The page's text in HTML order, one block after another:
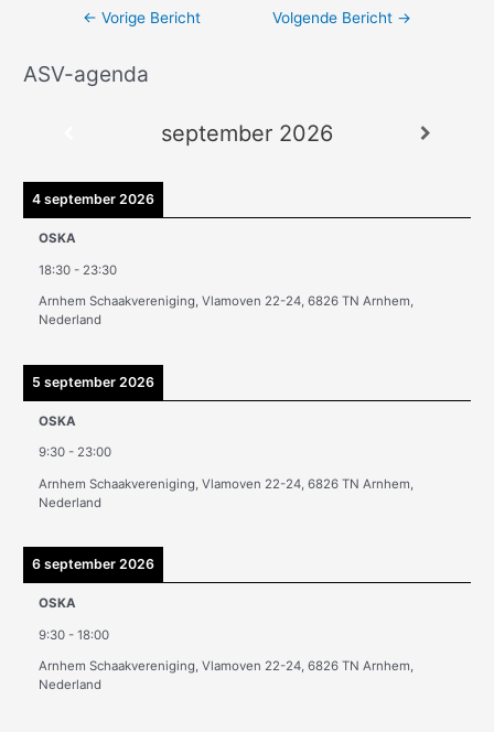
← Vorige Bericht Volgende Bericht →
ASV-agenda
september 2026
4 september 2026
OSKA
18:30 - 23:30
Arnhem Schaakvereniging, Vlamoven 22-24, 6826 TN Arnhem,
Nederland
5 september 2026
OSKA
9:30 - 23:00
Arnhem Schaakvereniging, Vlamoven 22-24, 6826 TN Arnhem,
Nederland
6 september 2026
OSKA
9:30 -18:00
Arnhem Schaakvereniging, Vlamoven 22-24, 6826 TN Arnhem,
Nederland
A
e